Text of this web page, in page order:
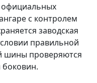
с контролем
заводская
правильной
шины проверяются
боковин.